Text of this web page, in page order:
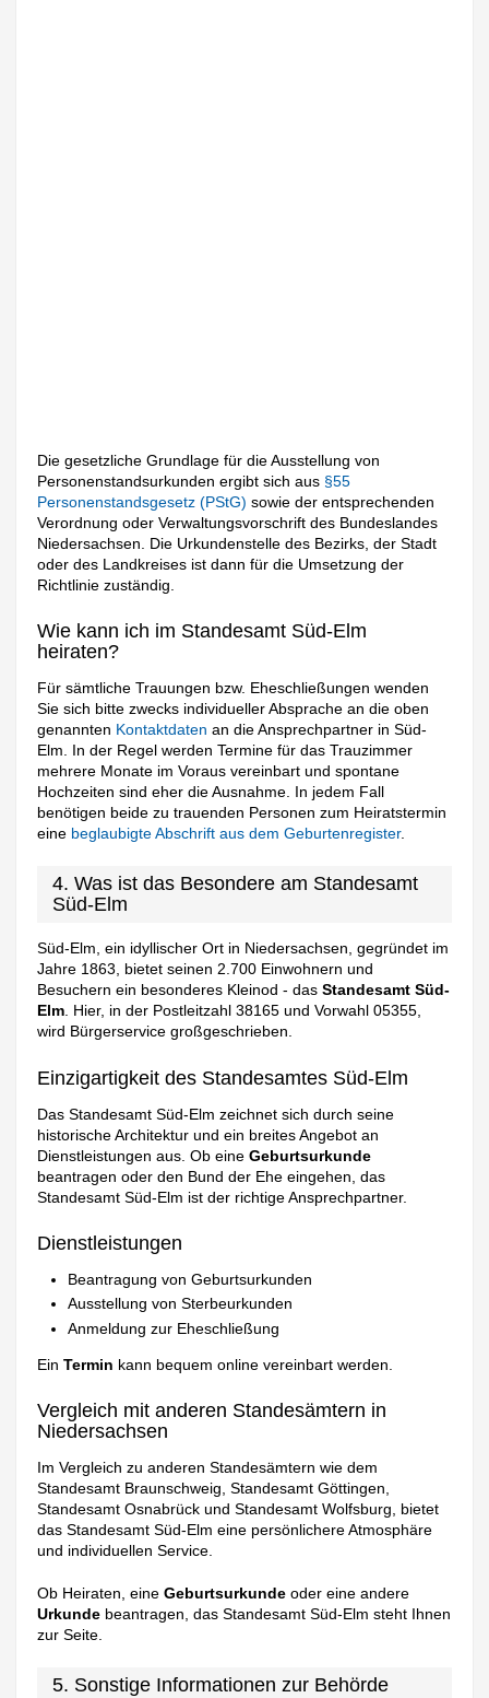
Die gesetzliche Grundlage für die Ausstellung von
Personenstandsurkunden ergibt sich aus §55
Personenstandsgesetz (PStG)sowie der entsprechenden
Verordnung oder Verwaltungsvorschrift des Bundeslandes
Niedersachsen. Die Urkundenstelle des Bezirks, der Stadt
oder des Landkreises ist dann für die Umsetzung der
Richtlinie zuständig.
Wie kann ich im Standesamt Süd-Elm
heiraten?
Für sämtliche Trauungen bzw. Eheschließungen wenden
Sie sich bitte zwecks individueller Absprache an die oben
genannten Kontaktdaten an die Ansprechpartner in Süd-
Elm. In der Regel werden Termine für das Trauzimmer
mehrere Monate im Voraus vereinbart und spontane
Hochzeiten sind eher die Ausnahme. In jedem Fall
benötigen beide zu trauenden Personen zum Heiratstermin
eine beglaubigte Abschrift aus dem Geburtenregister.
4. Was ist das Besondere am Standesamt
Süd-Elm
Süd-Elm, ein idyllischer Ort in Niedersachsen, gegründet im
Jahre 1863, bietet seinen 2.700 Einwohnern und
Besuchern ein besonderes Kleinod - dasStandesamt Süd-
Elm. Hier, in der Postleitzahl 38165 und Vorwahl 05355,
wird Bürgerservice großgeschrieben.
Einzigartigkeit des Standesamtes Süd-Elm
Das Standesamt Süd-Elm zeichnet sich durch seine
historische Architektur und ein breites Angebot an
Dienstleistungen aus. Ob eineGeburtsurkunde
beantragen oder den Bund der Ehe eingehen, das
Standesamt Süd-Elm ist der richtige Ansprechpartner.
Dienstleistungen
Beantragung von Geburtsurkunden
Ausstellung von Sterbeurkunden
Anmeldung zur Eheschließung
EinTermin kann bequem online vereinbart werden.
Vergleich mit anderen Standesämtern in
Niedersachsen
Im Vergleich zu anderen Standesämtern wie dem
Standesamt Braunschweig, Standesamt Göttingen,
Standesamt Osnabrück und Standesamt Wolfsburg, bietet
das Standesamt Süd-Elm eine persönlichere Atmosphäre
und individuellen Service.
Ob Heiraten, eineGeburtsurkunde oder eine andere
Urkunde beantragen, das Standesamt Süd-Elm steht Ihnen
zur Seite.
5. Sonstige Informationen zur Behörde